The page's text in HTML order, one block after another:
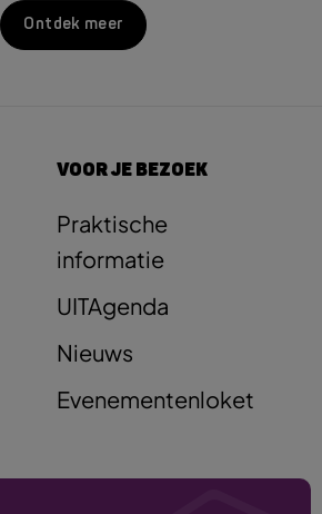
Ontdek meer
VOOR JE BEZOEK
Praktische
informatie
UITAgenda
Nieuws
Evenementenloket